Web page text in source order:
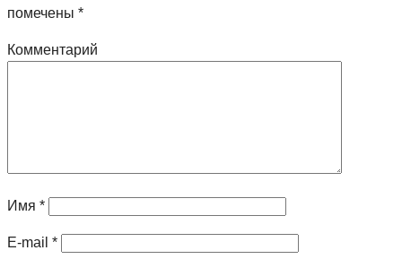
помечены *
Комментарий
Имя *
E-mail *